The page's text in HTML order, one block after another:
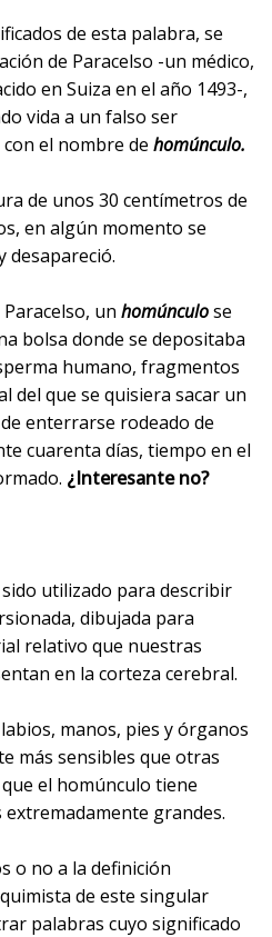
de esta palabra, se
de Paracelso -un médico,
en Suiza en el año 1493-,
vida a un falso ser
el nombre de homúnculo.
de unos 30 centímetros de
en algún momento se
desapareció.
un homúnculose
bolsa donde se depositaba
humano, fragmentos
del que se quisiera sacar un
enterrarse rodeado de
cuarenta días, tiempo en el
¿Interesante no?
utilizado para describir
dibujada para
relativo que nuestras
en la corteza cerebral.
manos, pies y órganos
más sensibles que otras
el homúnculo tiene
grandes.
o no a la definición
de este singular
palabras cuyo significado